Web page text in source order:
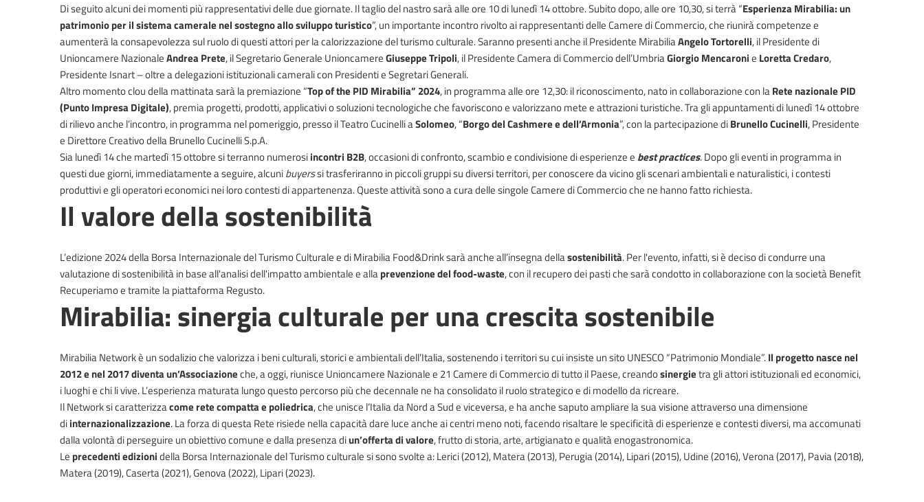
Di seguito alcuni dei momenti più rappresentativi delle due giornate. Il taglio del nastro sarà alle ore 10 di lunedì 14 ottobre. Subito dopo, alle ore 10,30, si terrà “Esperienza Mirabilia: un
patrimonio per il sistema camerale nel sostegno allo sviluppo turistico”, un importante incontro rivolto ai rappresentanti delle Camere di Commercio, che riunirà competenze e
aumenterà la consapevolezza sul ruolo di questi attori per la calorizzazione del turismo culturale. Saranno presenti anche il Presidente MirabiliaAngelo Tortorelli, il Presidente di
Unioncamere NazionaleAndrea Prete, il Segretario Generale UnioncamereGiuseppe Tripoli, il Presidente Camera di Commercio dell’UmbriaGiorgio Mencaronie Loretta Credaro,
Presidente Isnart – oltre a delegazioni istituzionali camerali con Presidenti e Segretari Generali.
Altro momento clou della mattinata sarà la premiazione “Top of the PID Mirabilia” 2024, in programma alle ore 12,30: il riconoscimento, nato in collaborazione con laRete nazionale PID
(Punto Impresa Digitale), premia progetti, prodotti, applicativi o soluzioni tecnologiche che favoriscono e valorizzano mete e attrazioni turistiche. Tra gli appuntamenti di lunedì 14 ottobre
di rilievo anche l’incontro, in programma nel pomeriggio, presso il Teatro Cucinelli aSolomeo, “Borgo del Cashmere e dell’Armonia”, con la partecipazione diBrunello Cucinelli, Presidente
e Direttore Creativo della Brunello Cucinelli S.p.A.
Sia lunedì 14 che martedì 15 ottobre si terranno numerosiincontri B2B, occasioni di confronto, scambio e condivisione di esperienze e best practices. Dopo gli eventi in programma in
questi due giorni, immediatamente a seguire, alcunibuyerssi trasferiranno in piccoli gruppi su diversi territori, per conoscere da vicino gli scenari ambientali e naturalistici, i contesti
produttivi e gli operatori economici nei loro contesti di appartenenza. Queste attività sono a cura delle singole Camere di Commercio che ne hanno fatto richiesta.
Il valore della sostenibilità
L’edizione 2024 della Borsa Internazionale del Turismo Culturale e di Mirabilia Food&Drink sarà anche all’insegna dellasostenibilità. Per l'evento, infatti, si è deciso di condurre una
valutazione di sostenibilità in base all'analisi dell'impatto ambientale e allaprevenzione del food-waste, con il recupero dei pasti che sarà condotto in collaborazione con la società Benefit
Recuperiamo e tramite la piattaforma Regusto.
Mirabilia: sinergia culturale per una crescita sostenibile
Mirabilia Network è un sodalizio che valorizza i beni culturali, storici e ambientali dell’Italia, sostenendo i territori su cui insiste un sito UNESCO “Patrimonio Mondiale”.Il progetto nasce nel
2012 e nel 2017 diventa un’Associazioneche, a oggi, riunisce Unioncamere Nazionale e 21 Camere di Commercio di tutto il Paese, creandosinergietra gli attori istituzionali ed economici,
i luoghi e chi li vive. L’esperienza maturata lungo questo percorso più che decennale ne ha consolidato il ruolo strategico e di modello da ricreare.
Il Network si caratterizzacome rete compatta e poliedrica, che unisce l’Italia da Nord a Sud e viceversa, e ha anche saputo ampliare la sua visione attraverso una dimensione
diinternazionalizzazione. La forza di questa Rete risiede nella capacità dare luce anche ai centri meno noti, facendo risaltare le specificità di esperienze e contesti diversi, ma accomunati
dalla volontà di perseguire un obiettivo comune e dalla presenza diun’offerta di valore, frutto di storia, arte, artigianato e qualità enogastronomica.
Le precedenti edizionidella Borsa Internazionale del Turismo culturale si sono svolte a: Lerici (2012), Matera (2013), Perugia (2014), Lipari (2015), Udine (2016), Verona (2017), Pavia (2018),
Matera (2019), Caserta (2021), Genova (2022), Lipari (2023).